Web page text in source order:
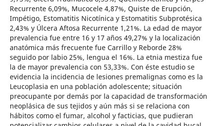
Recurrente 6,09%, Mucocele 4,87%, Quiste de Erupción,
Impétigo, Estomatitis Nicotínica y Estomatitis Subprotésica
2,43% y Úlcera Aftosa Recurrente 1,21%. La edad de mayor
prevalencia fue entre 16 y 17 años 49,27% y la localización
anatómica más frecuente fue Carrillo y Reborde 28%
seguido por labio 25%, lengua el 16%. La etnia mestiza fue
la de mayor prevalencia con 53,33%. Con éste estudio se
evidencia la incidencia de lesiones premalignas como es la
Leucoplasia en una población adolescente; situación
preocupante por demás por la capacidad de transformación
neoplásica de sus tejidos y aún más si se relaciona con
hábitos como el fumar, alcohol y facticias, que pudieran